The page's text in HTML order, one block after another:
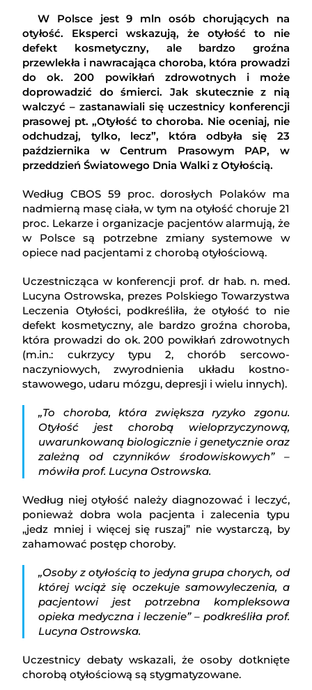
W Polsce jest 9 mln osób chorujących na
otyłość. Eksperci wskazują, że otyłość to nie
defekt kosmetyczny, ale bardzo groźna
przewlekła i nawracająca choroba, która prowadzi
do ok. 200 powikłań zdrowotnych i może
doprowadzić do śmierci. Jak skutecznie z nią
walczyć – zastanawiali się uczestnicy konferencji
prasowej pt. „Otyłość to choroba. Nie oceniaj, nie
odchudzaj, tylko, lecz”, która odbyła się 23
października w Centrum Prasowym PAP, w
przeddzień Światowego Dnia Walki z Otyłością.
Według CBOS 59 proc. dorosłych Polaków ma
nadmierną masę ciała, w tym na otyłość choruje 21
proc. Lekarze i organizacje pacjentów alarmują, że
w Polsce są potrzebne zmiany systemowe w
opiece nad pacjentami z chorobą otyłościową.
Uczestnicząca w konferencji prof. dr hab. n. med.
Lucyna Ostrowska, prezes Polskiego Towarzystwa
Leczenia Otyłości, podkreśliła, że otyłość to nie
defekt kosmetyczny, ale bardzo groźna choroba,
która prowadzi do ok. 200 powikłań zdrowotnych
(m.in.: cukrzycy typu 2, chorób sercowo-
naczyniowych, zwyrodnienia układu kostno-
stawowego, udaru mózgu, depresji i wielu innych).
„To choroba, która zwiększa ryzyko zgonu.
Otyłość jest chorobą wieloprzyczynową,
uwarunkowaną biologicznie i genetycznie oraz
zależną od czynników środowiskowych” –
mówiła prof. Lucyna Ostrowska.
Według niej otyłość należy diagnozować i leczyć,
ponieważ dobra wola pacjenta i zalecenia typu
„jedz mniej i więcej się ruszaj” nie wystarczą, by
zahamować postęp choroby.
„Osoby z otyłością to jedyna grupa chorych, od
której wciąż się oczekuje samowyleczenia, a
pacjentowi jest potrzebna kompleksowa
opieka medyczna i leczenie” – podkreśliła prof.
Lucyna Ostrowska.
Uczestnicy debaty wskazali, że osoby dotknięte
chorobą otyłościową są stygmatyzowane.